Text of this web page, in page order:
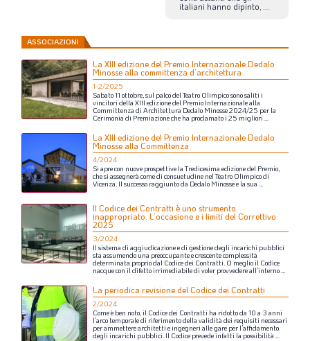
italiani hanno dipinto,
ASSOCIAZIONI
La XIII edizione del Premio Internazionale Dedalo
Minosse alla committenza d’architettura
1-2/2025
Sabato11 ottobre,sul palcodel Teatro Olimpicosonosaliti i
vincitori della XIII edizionedel Premio Internazionalealla
Committenza di Architettura Dedalo Minosse2024/25 per la
Cerimonia di Premiazioneche ha proclamatoi 25 migliori ...
La XIII edizione del Premio Internazionale Dedalo
Minosse alla Committenza
4/2024
Si aprecon nuove prospettive la Tredicesima edizionedel Premio,
chesi assegnerà comedi consuetudine nel Teatro Olimpicodi
Vicenza. Il successo raggiuntoda Dedalo Minossee la sua ...
Il Codice dei Contratti è uno strumento
inappropriato. L’occasione e i limiti del Correttivo
2025
3/2024
Il sistema di aggiudicazioneedi gestionedegli incarichi pubblici
sta assumendo una preoccupanteecrescentecomplessità
determinata propriodal Codicedei Contratti. O meglioil Codice
nacquecon il difettoirrimediabiledi voler provvedereall’interno...
La periodica revisione del Codice dei Contratti
2/2024
Comeè ben noto,il Codicedei Contratti ha ridottoda 10 a 3 anni
l’arco temporaledi riferimentodella validità dei requisiti necessari
perammetterearchitetti eingegneri allegare per l’affidamento
degli incarichi pubblici. Il Codice prevedeinfatti la possibilità ...